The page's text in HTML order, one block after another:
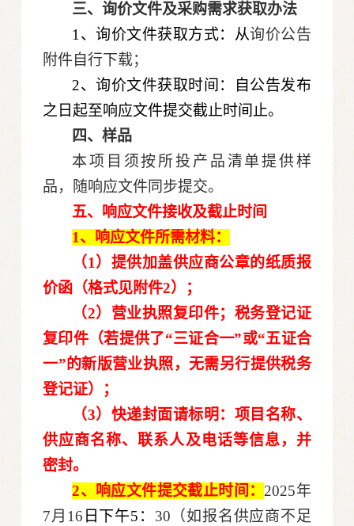
三、询价文件及采购需求获取办法
1、询价文件获取方式：从询价公告
附件自行下载；
2、询价文件获取时间：自公告发布
之日起至响应文件提交截止时间止。
四、样品
本项目须按所投产品清单提供样
品，随响应文件同步提交。
五、 响应文件接收及截止时间
1、响应文件所需材料：
（1）提供加盖供应商公章的纸质报
价函（格式见附件2）
；
（2）营业执照复印件；税务登记证
复印件（若提供了“三证合一”或“五证合
一”的新版营业执照，无需另行提供税务
登记证）；
（3）快递封面请标明：项目名称、
供应商名称、联系人及电话等信息，并
密封。
2、响应文件提交截止时间：2025年
7月16 日下午5： 30（如报名供应商不足